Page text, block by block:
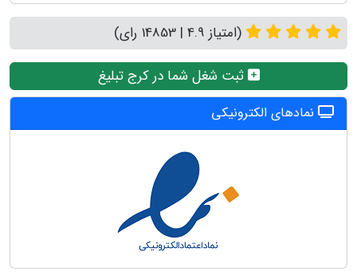
(امتیاز 4.9 | 14853 رای)
ثبت شغل شما در کرج تبلیغ
نمادهای الکترونیکی